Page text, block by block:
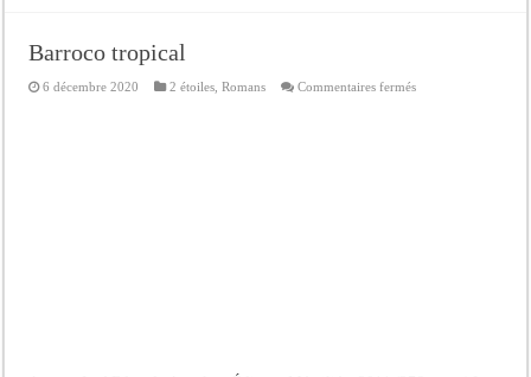
Barroco tropical
6 décembre 2020 2 étoiles ,Romans Commentaires ferméssur